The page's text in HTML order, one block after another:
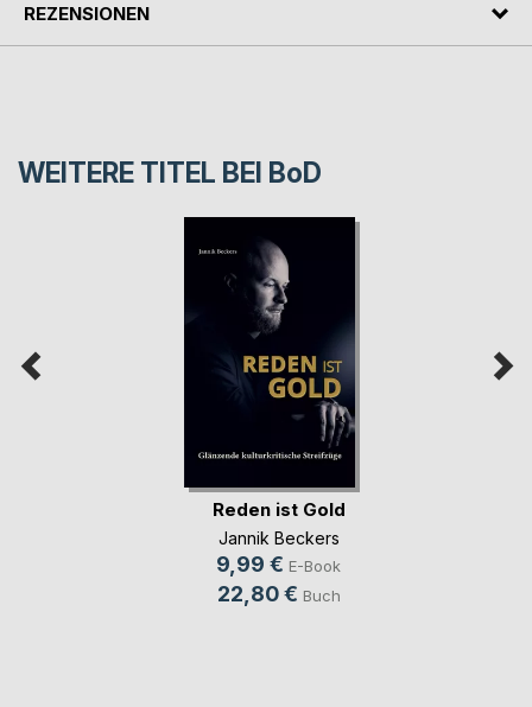
REZENSIONEN
WEITERE TITEL BEI BoD
Reden ist Gold
Jannik Beckers
9,99 € E-Book
22,80 € Buch